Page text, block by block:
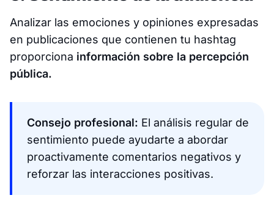
Analizar las emociones y opiniones expresadas
en publicaciones que contienen tu hashtag
proporciona información sobre la percepción
pública.
Consejo profesional: El análisis regular de
sentimiento puede ayudarte a abordar
proactivamente comentarios negativos y
reforzar las interacciones positivas.​